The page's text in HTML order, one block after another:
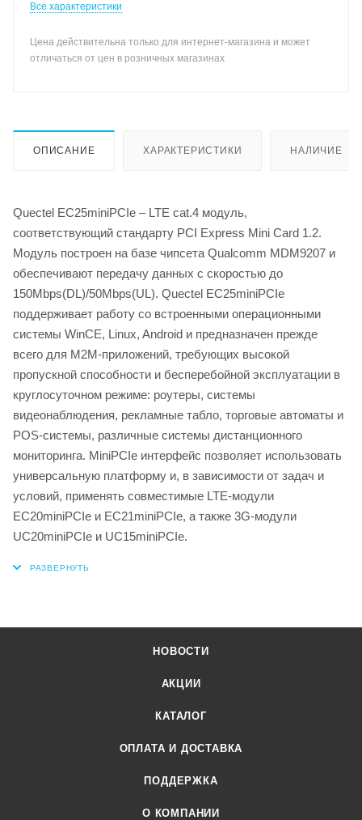
Все характеристики
Цена действительна только для интернет-магазина и может
отличаться от цен в розничных магазинах
ОПИСАНИЕ ХАРАКТЕРИСТИКИ НАЛИЧИЕ
Quectel EC25miniPCIe – LTE cat.4 модуль,
соответствующий стандарту PCI Express Mini Card 1.2.
Модуль построен на базе чипсета Qualcomm MDM9207 и
обеспечивают передачу данных c скоростью до
150Mbps(DL)/50Mbps(UL). Quectel EC25miniPCIe
поддерживает работу со встроенными операционными
системы WinCE, Linux, Android и предназначен прежде
всего для М2М-приложений, требующих высокой
пропускной способности и бесперебойной эксплуатации в
круглосуточном режиме: роутеры, системы
видеонаблюдения, рекламные табло, торговые автоматы и
POS-системы, различные системы дистанционного
мониторинга. MiniPCIe интерфейс позволяет использовать
универсальную платформу и, в зависимости от задач и
условий, применять совместимые LTE-модули
EC20miniPCIe и EC21miniPCIe, а также 3G-модули
UC20miniPCIe и UC15miniPCIe.
НОВОСТИ
АКЦИИ
КАТАЛОГ
ОПЛАТА И ДОСТАВКА
ПОДДЕРЖКА
О КОМПАНИИ